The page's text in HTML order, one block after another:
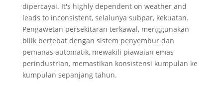
dipercayai. It's highly dependent on weather and
leads to inconsistent, selalunya subpar, kekuatan.
Pengawetan persekitaran terkawal, menggunakan
bilik bertebat dengan sistem penyembur dan
pemanas automatik, mewakili piawaian emas
perindustrian, memastikan konsistensi kumpulan ke
kumpulan sepanjang tahun.